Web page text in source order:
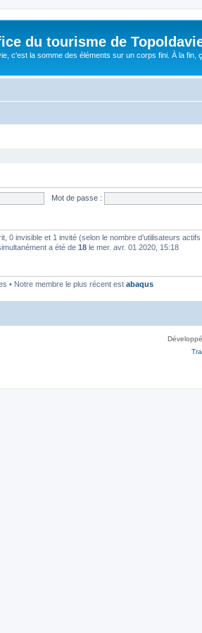
du tourisme de
c'est la somme des éléments sur un corps fini. À la fin,
Mot de passe :
0 invisible et 1 invité (selon le nombre d’utilisateurs
a été de 18 le mer. avr. 01 2020, 15:18
• Notre membre le plus récent est abaqus